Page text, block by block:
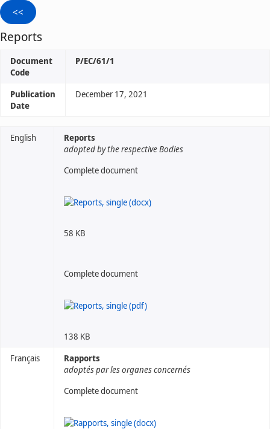
Reports
Document
Code
P/EC/61/1
Publication
Date
December 17, 2021
English
Reports
adopted by the respective Bodies
Complete document
58 KB
Complete document
138 KB
Français
Rapports
adoptés par les organes concernés
Complete document